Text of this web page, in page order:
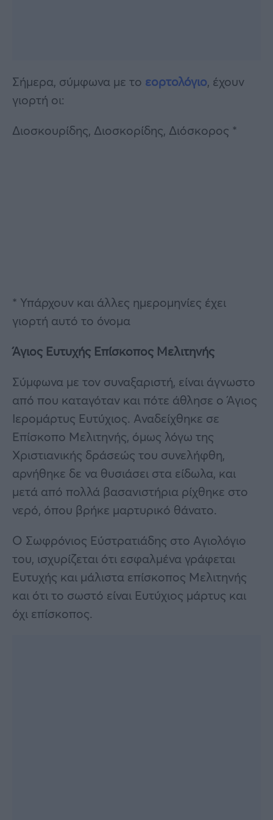
Σήμερα, σύμφωνα με το εορτολόγιο, έχουν
γιορτή οι:
Διοσκουρίδης, Διοσκορίδης, Διόσκορος *
* Υπάρχουν και άλλες ημερομηνίες έχει
γιορτή αυτό το όνομα
Άγιος Ευτυχής Επίσκοπος Μελιτηνής
Σύμφωνα με τον συναξαριστή, είναι άγνωστο
από που καταγόταν και πότε άθλησε ο Άγιος
Ιερομάρτυς Ευτύχιος. Αναδείχθηκε σε
Επίσκοπο Μελιτηνής, όμως λόγω της
Χριστιανικής δράσεώς του συνελήφθη,
αρνήθηκε δε να θυσιάσει στα είδωλα, και
μετά από πολλά βασανιστήρια ρίχθηκε στο
νερό, όπου βρήκε μαρτυρικό θάνατο.
Ο Σωφρόνιος Εύστρατιάδης στο Αγιολόγιο
του, ισχυρίζεται ότι εσφαλμένα γράφεται
Ευτυχής και μάλιστα επίσκοπος Μελιτηνής
και ότι το σωστό είναι Ευτύχιος μάρτυς και
όχι επίσκοπος.